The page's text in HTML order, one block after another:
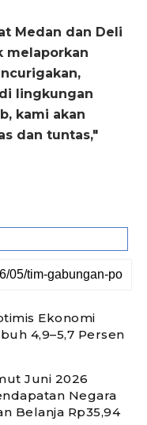
Medan dan Deli
melaporkan
lingkungan
kami akan
dan tuntas,"
Ekonomi
4,9–5,7 Persen
Juni 2026
Negara
Belanja Rp35,94